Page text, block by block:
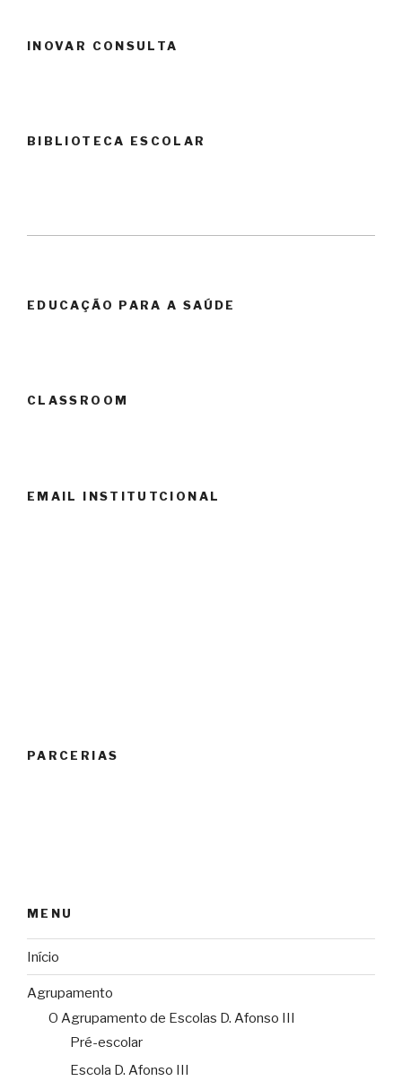
INOVAR CONSULTA
BIBLIOTECA ESCOLAR
EDUCAÇÃO PARA A SAÚDE
CLASSROOM
EMAIL INSTITUTCIONAL
PARCERIAS
MENU
Início
Agrupamento
O Agrupamento de Escolas D. Afonso III
Pré-escolar
Escola D. Afonso III